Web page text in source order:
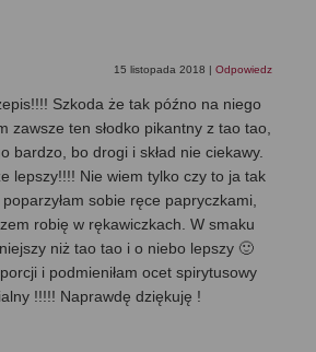
15 listopada 2018 Odpowiedz
Szkoda że tak późno na niego
zawsze ten słodko pikantny z tao tao,
bardzo, bo drogi i skład nie ciekawy.
lepszy!!!! Nie wiem tylko czy to ja tak
sobie ręce papryczkami,
robię w rękawiczkach. W smaku
niż tao tao i o niebo lepszy 🙂
i podmieniłam ocet spirytusowy
!!!!! Naprawdę dziękuję !